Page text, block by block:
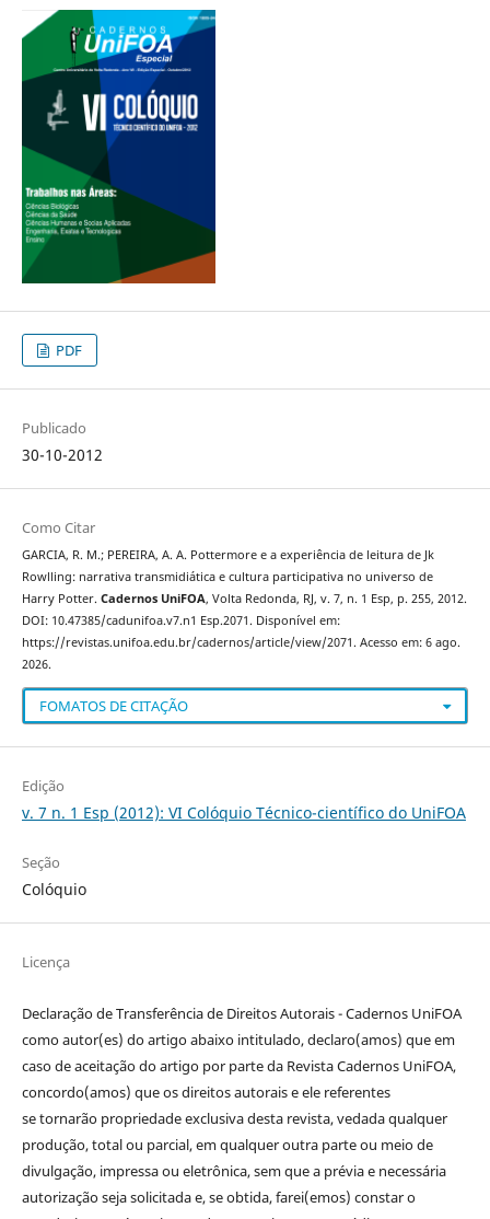
PDF
Publicado
30-10-2012
Como Citar
GARCIA, R. M.; PEREIRA, A. A. Pottermore e a experiência de leitura de Jk
Rowlling: narrativa transmidiática e cultura participativa no universo de
Harry Potter. Cadernos UniFOA, Volta Redonda, RJ, v. 7, n. 1 Esp, p. 255, 2012.
DOI: 10.47385/cadunifoa.v7.n1 Esp.2071. Disponível em:
https://revistas.unifoa.edu.br/cadernos/article/view/2071. Acesso em: 6 ago.
2026.
FOMATOS DE CITAÇÃO
Edição
v. 7 n. 1 Esp (2012): VI Colóquio Técnico-científico do UniFOA
Seção
Colóquio
Licença
Declaração de Transferência de Direitos Autorais - Cadernos UniFOA
como autor(es) do artigo abaixo intitulado, declaro(amos) que em
caso de aceitação do artigo por parte da Revista Cadernos UniFOA,
concordo(amos) que os direitos autorais e ele referentes
se tornarão propriedade exclusiva desta revista, vedada qualquer
produção, total ou parcial, em qualquer outra parte ou meio de
divulgação, impressa ou eletrônica, sem que a prévia e necessária
autorização seja solicitada e, se obtida, farei(emos) constar o